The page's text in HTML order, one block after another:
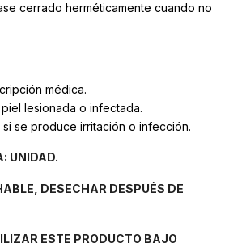
cerrado herméticamente cuando no
médica.
lesionada o infectada.
se produce irritación o infección.
UNIDAD.
DESECHAR DESPUÉS DE
ESTE PRODUCTO BAJO